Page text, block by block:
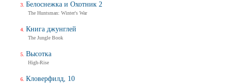
Белоснежка и Охотник 2
The Huntsman: Winter's War
Книга джунглей
The Jungle Book
Высотка
High-Rise
Кловерфилд, 10